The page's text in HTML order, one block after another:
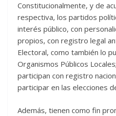
Constitucionalmente, y de
respectiva, los partidos
interés público, con
propios, con registro legal
Electoral, como también lo
Organismos Públicos
participan con registro
participar en las elecciones
Además, tienen como fin